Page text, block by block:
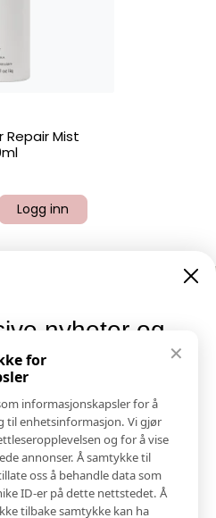
Repair Mist
Logg inn
eller retur
Kontakt Oss
Bildebank
Følg Oss
Prislister
Retningslinjer
✕
for
informasjonskapsler for å
til enhetsinformasjon. Vi gjør
og for å vise
annonser. Å samtykke til
oss å behandle data som
ID-er på dette nettstedet. Å
tilbake samtykke kan ha
nyheter og
tilbud
og hold deg oppdatert!
i nyheter, kampanjer og
konkurranser.